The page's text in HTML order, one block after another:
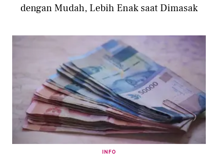
dengan Mudah, Lebih Enak saat Dimasak
INFO